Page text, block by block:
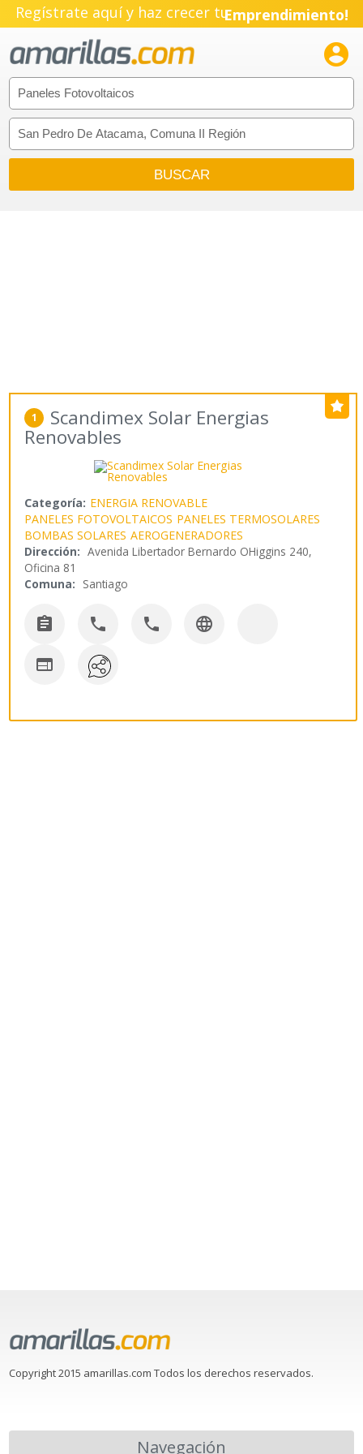
Regístrate aquí y haz crecer tuEmprendimiento!

1 Scandimex Solar Energias
Renovables
Categoría: ENERGIA RENOVABLE
PANELES FOTOVOLTAICOS PANELES TERMOSOLARES
BOMBAS SOLARES AEROGENERADORES
Dirección: Avenida Libertador Bernardo OHiggins 240,
Oficina 81
Comuna: Santiago
   

Copyright 2015 amarillas.com Todos los derechos reservados.
Navegación